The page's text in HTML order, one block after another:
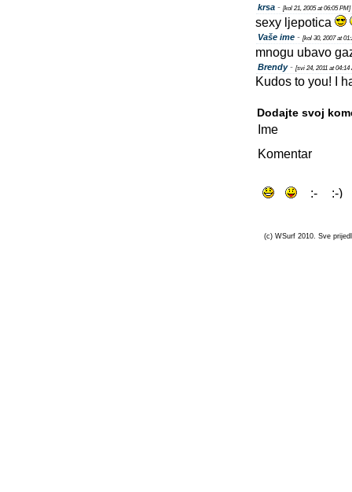
krsa - [kol 21, 2005 at 06:05 PM]
sexy ljepotica
Vaše ime - [kol 30, 2007 at
mnogu ubavo
Brendy- [svi 24, 2011 at 04:14
Kudos to you! I
Dodajte svoj
Ime
Komentar
(c) WSurf 2010. Sve